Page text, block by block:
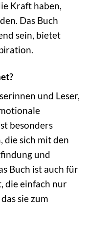
Kraft haben,
Das Buch
sein, bietet
und Leser,
besonders
die sich mit den
und
Buch ist auch für
die einfach nur
sie zum